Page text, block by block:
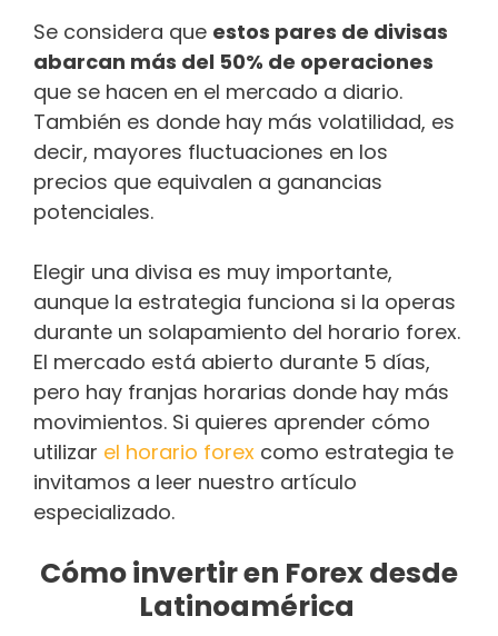
Se considera que estos pares de divisas
abarcan más del 50% de operaciones
que se hacen en el mercado a diario.
También es donde hay más volatilidad, es
decir, mayores fluctuaciones en los
precios que equivalen a ganancias
potenciales.
Elegir una divisa es muy importante,
aunque la estrategia funciona si la operas
durante un solapamiento del horario forex.
El mercado está abierto durante 5 días,
pero hay franjas horarias donde hay más
movimientos. Si quieres aprender cómo
utilizar el horario forex como estrategia te
invitamos a leer nuestro artículo
especializado.
Cómo invertir en Forex desde
Latinoamérica